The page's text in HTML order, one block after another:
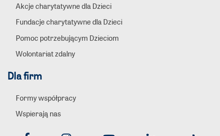
Akcje charytatywne dla Dzieci
Fundacje charytatywne dla Dzieci
Pomoc potrzebującym Dzieciom
Wolontariat zdalny
Dla firm
Formy współpracy
Wspierają nas